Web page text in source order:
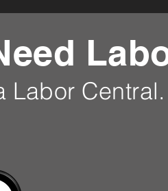
Labor Central.